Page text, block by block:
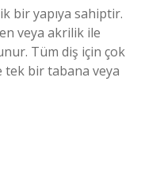
bir yapıya sahiptir.
veya akrilik ile
Tüm diş için çok
tek bir tabana veya